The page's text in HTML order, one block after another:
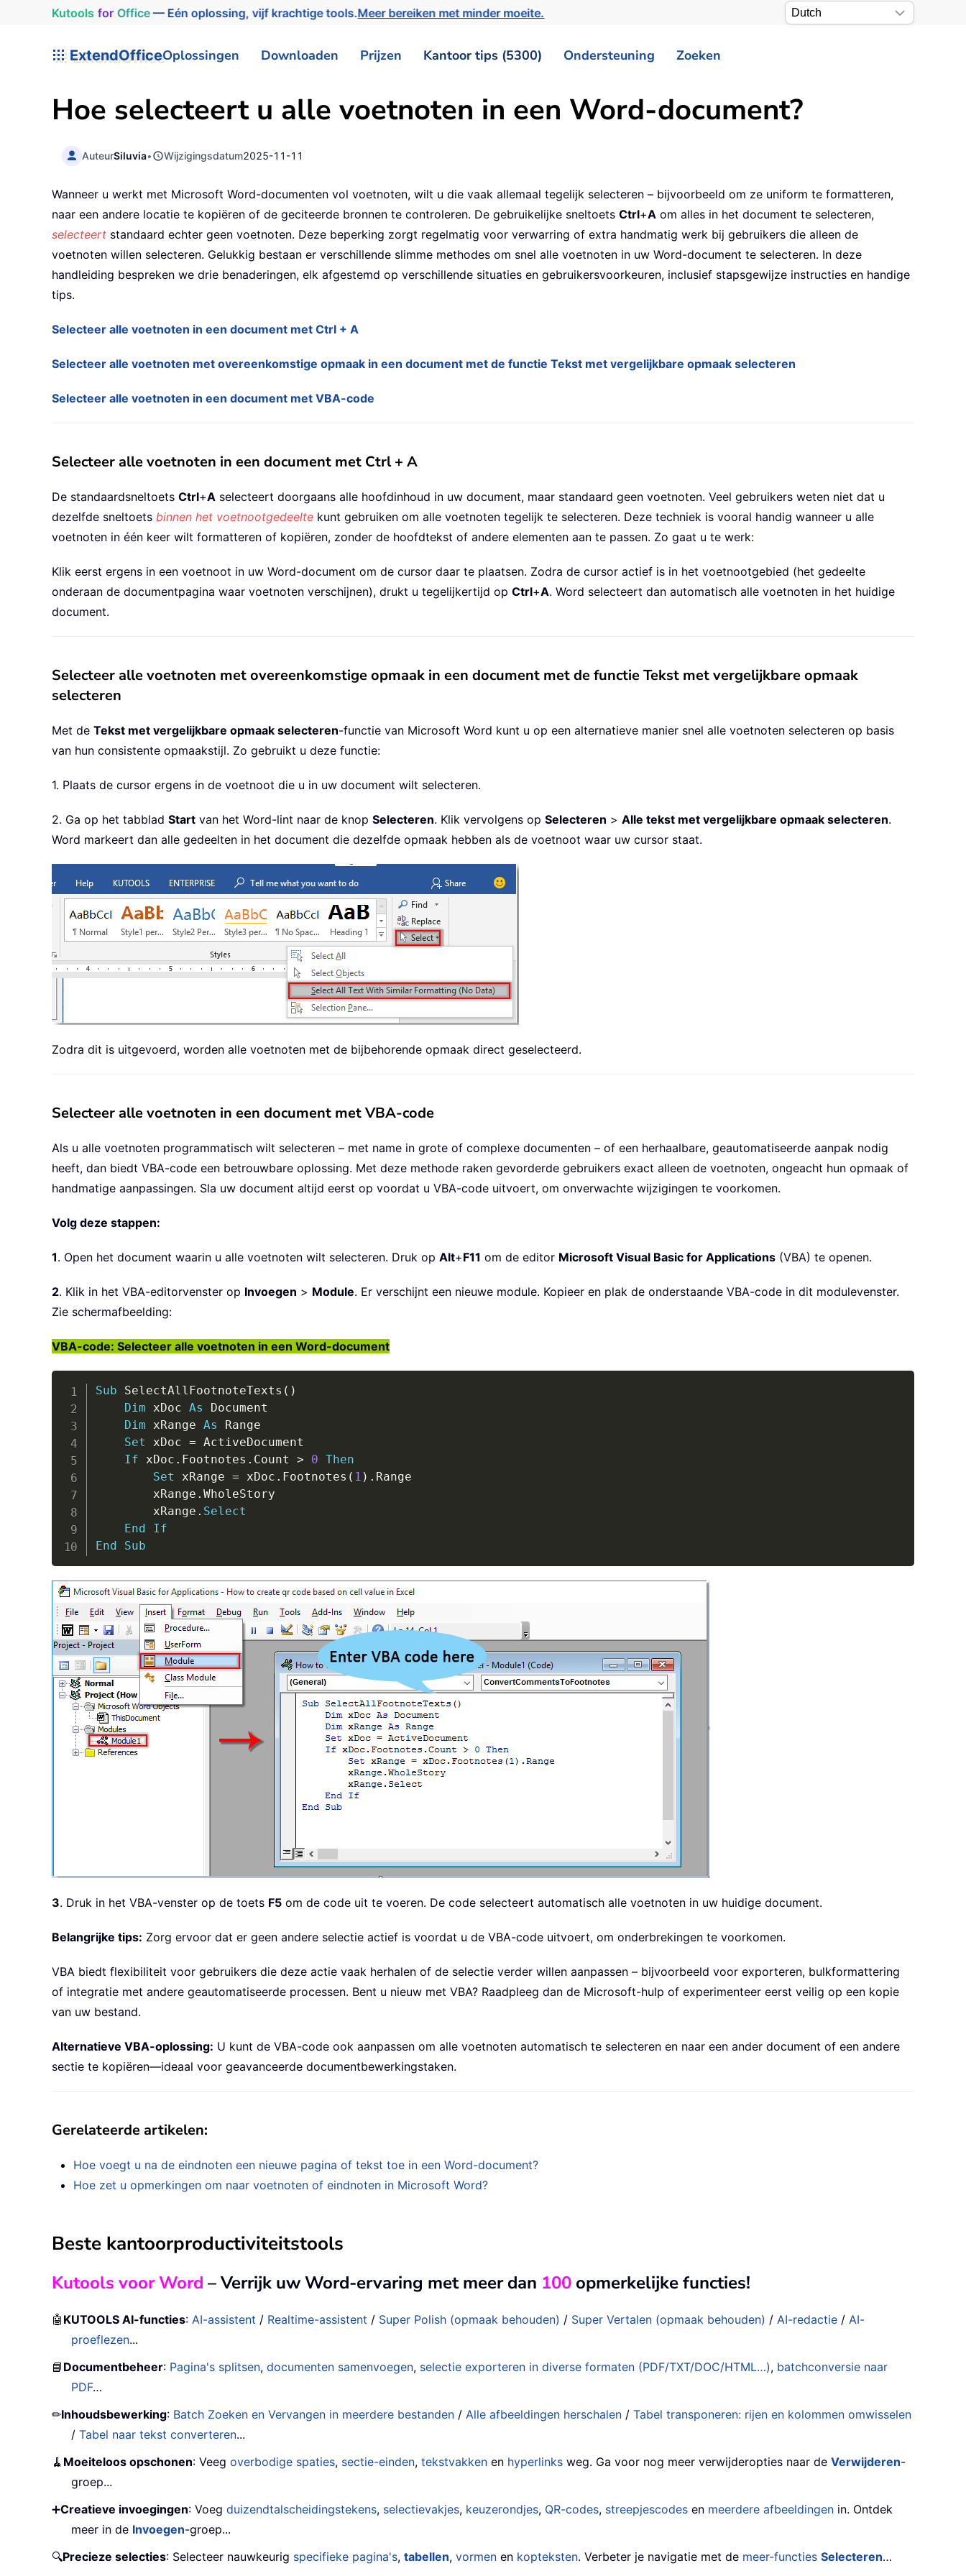
Kutools for Office— Eén oplossing, vijf krachtige tools.Meer bereiken met minder moeite.
ExtendOfficeOplossingen Downloaden Prijzen Kantoor tips (5300) Ondersteuning Zoeken
Hoe selecteert u alle voetnoten in een Word-document?
AuteurSiluvia• Wijzigingsdatum2025-11-11
Wanneer u werkt met Microsoft Word-documenten vol voetnoten, wilt u die vaak allemaal tegelijk selecteren – bijvoorbeeld om ze uniform te formatteren,
naar een andere locatie te kopiëren of de geciteerde bronnen te controleren. De gebruikelijke sneltoets Ctrl+A om alles in het document te selecteren,
selecteert standaard echter geen voetnoten. Deze beperking zorgt regelmatig voor verwarring of extra handmatig werk bij gebruikers die alleen de
voetnoten willen selecteren. Gelukkig bestaan er verschillende slimme methodes om snel alle voetnoten in uw Word-document te selecteren. In deze
handleiding bespreken we drie benaderingen, elk afgestemd op verschillende situaties en gebruikersvoorkeuren, inclusief stapsgewijze instructies en handige
tips.
Selecteer alle voetnoten in een document met Ctrl + A
Selecteer alle voetnoten met overeenkomstige opmaak in een document met de functie Tekst met vergelijkbare opmaak selecteren
Selecteer alle voetnoten in een document met VBA-code
Selecteer alle voetnoten in een document met Ctrl + A
De standaardsneltoets Ctrl+A selecteert doorgaans alle hoofdinhoud in uw document, maar standaard geen voetnoten. Veel gebruikers weten niet dat u
dezelfde sneltoets binnen het voetnootgedeelte kunt gebruiken om alle voetnoten tegelijk te selecteren. Deze techniek is vooral handig wanneer u alle
voetnoten in één keer wilt formatteren of kopiëren, zonder de hoofdtekst of andere elementen aan te passen. Zo gaat u te werk:
Klik eerst ergens in een voetnoot in uw Word-document om de cursor daar te plaatsen. Zodra de cursor actief is in het voetnootgebied (het gedeelte
onderaan de documentpagina waar voetnoten verschijnen), drukt u tegelijkertijd op Ctrl+A. Word selecteert dan automatisch alle voetnoten in het huidige
document.
Selecteer alle voetnoten met overeenkomstige opmaak in een document met de functie Tekst met vergelijkbare opmaak
selecteren
Met de Tekst met vergelijkbare opmaak selecteren-functie van Microsoft Word kunt u op een alternatieve manier snel alle voetnoten selecteren op basis
van hun consistente opmaakstijl. Zo gebruikt u deze functie:
1. Plaats de cursor ergens in de voetnoot die u in uw document wilt selecteren.
2. Ga op het tabblad Start van het Word-lint naar de knop Selecteren. Klik vervolgens op Selecteren > Alle tekst met vergelijkbare opmaak selecteren.
Word markeert dan alle gedeelten in het document die dezelfde opmaak hebben als de voetnoot waar uw cursor staat.
Zodra dit is uitgevoerd, worden alle voetnoten met de bijbehorende opmaak direct geselecteerd.
Selecteer alle voetnoten in een document met VBA-code
Als u alle voetnoten programmatisch wilt selecteren – met name in grote of complexe documenten – of een herhaalbare, geautomatiseerde aanpak nodig
heeft, dan biedt VBA-code een betrouwbare oplossing. Met deze methode raken gevorderde gebruikers exact alleen de voetnoten, ongeacht hun opmaak of
handmatige aanpassingen. Sla uw document altijd eerst op voordat u VBA-code uitvoert, om onverwachte wijzigingen te voorkomen.
Volg deze stappen:
1. Open het document waarin u alle voetnoten wilt selecteren. Druk op Alt+F11 om de editor Microsoft Visual Basic for Applications (VBA) te openen.
2. Klik in het VBA-editorvenster op Invoegen > Module. Er verschijnt een nieuwe module. Kopieer en plak de onderstaande VBA-code in dit modulevenster.
Zie schermafbeelding:
VBA-code: Selecteer alle voetnoten in een Word-document
Sub SelectAllFootnoteTexts ( )
Dim xDoc As Document
Dim xRange As Range
Set xDoc = ActiveDocument
If xDoc . Footnotes . Count > 0 Then
Set xRange = xDoc . Footnotes ( 1 ) . Range
        xRange
. WholeStory
        xRange
. Select
End
If
End
Sub
3. Druk in het VBA-venster op de toets F5 om de code uit te voeren. De code selecteert automatisch alle voetnoten in uw huidige document.
Belangrijke tips: Zorg ervoor dat er geen andere selectie actief is voordat u de VBA-code uitvoert, om onderbrekingen te voorkomen.
VBA biedt flexibiliteit voor gebruikers die deze actie vaak herhalen of de selectie verder willen aanpassen – bijvoorbeeld voor exporteren, bulkformattering
of integratie met andere geautomatiseerde processen. Bent u nieuw met VBA? Raadpleeg dan de Microsoft-hulp of experimenteer eerst veilig op een kopie
van uw bestand.
Alternatieve VBA-oplossing: U kunt de VBA-code ook aanpassen om alle voetnoten automatisch te selecteren en naar een ander document of een andere
sectie te kopiëren—ideaal voor geavanceerde documentbewerkingstaken.
Gerelateerde artikelen:
Hoe voegt u na de eindnoten een nieuwe pagina of tekst toe in een Word-document?
Hoe zet u opmerkingen om naar voetnoten of eindnoten in Microsoft Word?
Beste kantoorproductiviteitstools
Kutools voor Word – Verrijk uw Word-ervaring met meer dan 100 opmerkelijke functies!
🤖 KUTOOLS AI-functies: AI-assistent / Realtime-assistent / Super Polish (opmaak behouden) / Super Vertalen (opmaak behouden) / AI-redactie / AI-
proeflezen...
📘 Documentbeheer: Pagina's splitsen, documenten samenvoegen, selectie exporteren in diverse formaten (PDF/TXT/DOC/HTML…), batchconversie naar
PDF…
✏Inhoudsbewerking: Batch Zoeken en Vervangen in meerdere bestanden / Alle afbeeldingen herschalen / Tabel transponeren: rijen en kolommen omwisselen
/Tabel naar tekst converteren...
🧹 Moeiteloos opschonen: Veeg overbodige spaties, sectie-einden, tekstvakken en hyperlinks weg. Ga voor nog meer verwijderopties naar de Verwijderen-
groep...
➕Creatieve invoegingen: Voeg duizendtalscheidingstekens, selectievakjes, keuzerondjes, QR-codes, streepjescodes en meerdere afbeeldingen in. Ontdek
meer in de Invoegen-groep...
🔍Precieze selecties: Selecteer nauwkeurig specifieke pagina's, tabellen, vormen en kopteksten. Verbeter je navigatie met de meer-functies Selecteren…